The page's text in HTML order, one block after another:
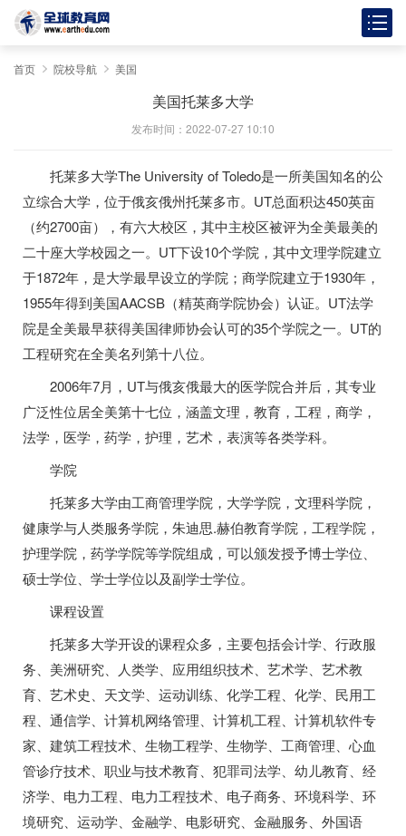
首页 院校导航 美国
美国托莱多大学
发布时间：2022-07-27 10:10
托莱多大学The University of Toledo是一所美国知名的公
立综合大学，位于俄亥俄州托莱多市。UT总面积达450英亩
（约2700亩），有六大校区，其中主校区被评为全美最美的
二十座大学校园之一。UT下设10个学院，其中文理学院建立
于1872年，是大学最早设立的学院；商学院建立于1930年，
1955年得到美国AACSB（精英商学院协会）认证。UT法学
院是全美最早获得美国律师协会认可的35个学院之一。UT的
工程研究在全美名列第十八位。
2006年7月，UT与俄亥俄最大的医学院合并后，其专业
广泛性位居全美第十七位，涵盖文理，教育，工程，商学，
法学，医学，药学，护理，艺术，表演等各类学科。
学院
托莱多大学由工商管理学院，大学学院，文理科学院，
健康学与人类服务学院，朱迪思.赫伯教育学院，工程学院，
护理学院，药学学院等学院组成，可以颁发授予博士学位、
硕士学位、学士学位以及副学士学位。
课程设置
托莱多大学开设的课程众多，主要包括会计学、行政服
务、美洲研究、人类学、应用组织技术、艺术学、艺术教
育、艺术史、天文学、运动训练、化学工程、化学、民用工
程、通信学、计算机网络管理、计算机工程、计算机软件专
家、建筑工程技术、生物工程学、生物学、工商管理、心血
管诊疗技术、职业与技术教育、犯罪司法学、幼儿教育、经
济学、电力工程、电力工程技术、电子商务、环境科学、环
境研究、运动学、金融学、电影研究、金融服务、外国语